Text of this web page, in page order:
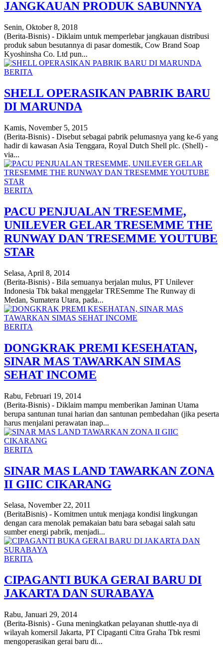
JANGKAUAN PRODUK SABUNNYA
Senin, Oktober 8, 2018
(Berita-Bisnis) - Diklaim untuk memperlebar jangkauan distribusi
produk sabun besutannya di pasar domestik, Cow Brand Soap
Kyoshinsha Co. Ltd pun...
BERITA
SHELL OPERASIKAN PABRIK BARU
DI MARUNDA
Kamis, November 5, 2015
(Berita-Bisnis) - Disebut sebagai pabrik pelumasnya yang ke-6 yang
hadir di kawasan Asia Tenggara, Royal Dutch Shell plc. (Shell) -
via...
BERITA
PACU PENJUALAN TRESEMME,
UNILEVER GELAR TRESEMME THE
RUNWAY DAN TRESEMME YOUTUBE
STAR
Selasa, April 8, 2014
(Berita-Bisnis) - Bila semuanya berjalan mulus, PT Unilever
Indonesia Tbk bakal menggelar TRESemme The Runway di
Medan, Sumatera Utara, pada...
BERITA
DONGKRAK PREMI KESEHATAN,
SINAR MAS TAWARKAN SIMAS
SEHAT INCOME
Rabu, Februari 19, 2014
(Berita-Bisnis) - Diklaim mampu memberikan Jaminan Utama
berupa santunan tunai harian dan santunan pembedahan (jika peserta
harus menjalani perawatan inap...
BERITA
SINAR MAS LAND TAWARKAN ZONA
II GIIC CIKARANG
Selasa, November 22, 2011
(BeritaBisnis) - Komitmen untuk menjaga kondisi lingkungan
dengan cara menolak pemakaian batu bara sebagai salah satu
sumber energi pabrik, menjadi...
BERITA
CIPAGANTI BUKA GERAI BARU DI
JAKARTA DAN SURABAYA
Rabu, Januari 29, 2014
(Berita-Bisnis) - Guna meningkatkan pelayanan shuttle-nya di
wilayah komersil Jakarta, PT Cipaganti Citra Graha Tbk resmi
mengoperasikan gerai baru di...